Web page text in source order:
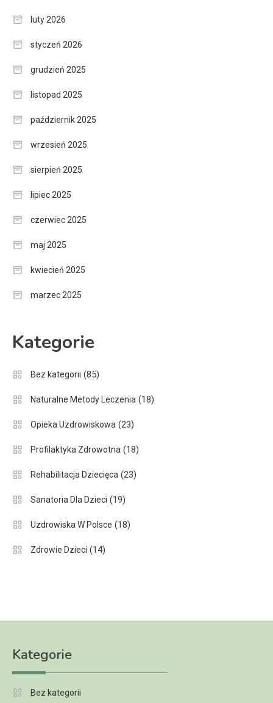
luty 2026
styczeń 2026
grudzień 2025
listopad 2025
październik 2025
wrzesień 2025
sierpień 2025
lipiec 2025
czerwiec 2025
maj 2025
kwiecień 2025
marzec 2025
Kategorie
Bez kategorii (85)
Naturalne Metody Leczenia (18)
Opieka Uzdrowiskowa (23)
Profilaktyka Zdrowotna (18)
Rehabilitacja Dziecięca (23)
Sanatoria Dla Dzieci (19)
Uzdrowiska W Polsce (18)
Zdrowie Dzieci (14)
Kategorie
Bez kategorii